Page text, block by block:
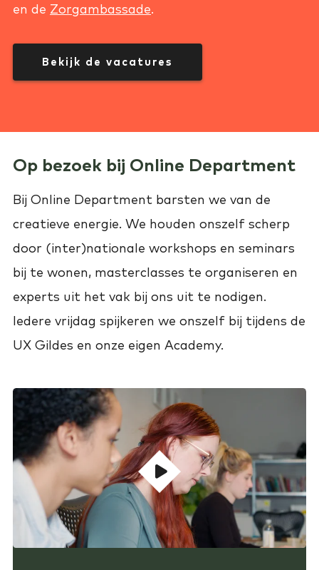
en de Zorgambassade.
Bekijk de vacatures
Op bezoek bij Online Department
Bij Online Department barsten we van de
creatieve energie. We houden onszelf scherp
door (inter)nationale workshops en seminars
bij te wonen, masterclasses te organiseren en
experts uit het vak bij ons uit te nodigen.
Iedere vrijdag spijkeren we onszelf bij tijdens de
UX Gildes en onze eigen Academy.